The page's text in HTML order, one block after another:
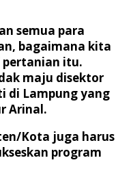
semua para
bagaimana kita
itu.
maju disektor
di Lampung yang
Arinal.
Kota juga harus
program